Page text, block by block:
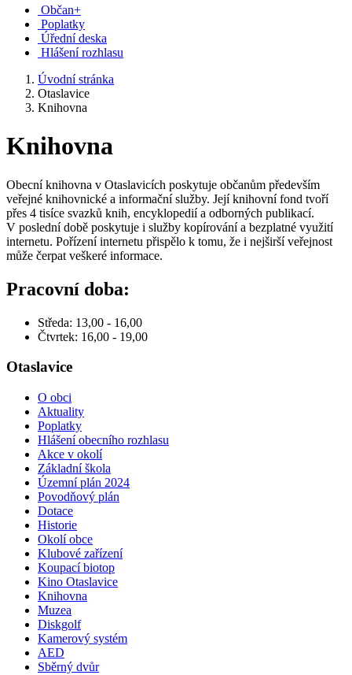
Občan+
Poplatky
Úřední deska
Hlášení rozhlasu
Úvodní stránka
Otaslavice
Knihovna
Knihovna
Obecní knihovna v Otaslavicích poskytuje občanům především
veřejné knihovnické a informační služby. Její knihovní fond tvoří
přes 4 tisíce svazků knih, encyklopedií a odborných publikací.
V poslední době poskytuje i služby kopírování a bezplatné využití
internetu. Pořízení internetu přispělo k tomu, že i nejširší veřejnost
může čerpat veškeré informace.
Pracovní doba:
Středa: 13,00 - 16,00
Čtvrtek: 16,00 - 19,00
Otaslavice
O obci
Aktuality
Poplatky
Hlášení obecního rozhlasu
Akce v okolí
Základní škola
Územní plán 2024
Povodňový plán
Dotace
Historie
Okolí obce
Klubové zařízení
Koupací biotop
Kino Otaslavice
Knihovna
Muzea
Diskgolf
Kamerový systém
AED
Sběrný dvůr